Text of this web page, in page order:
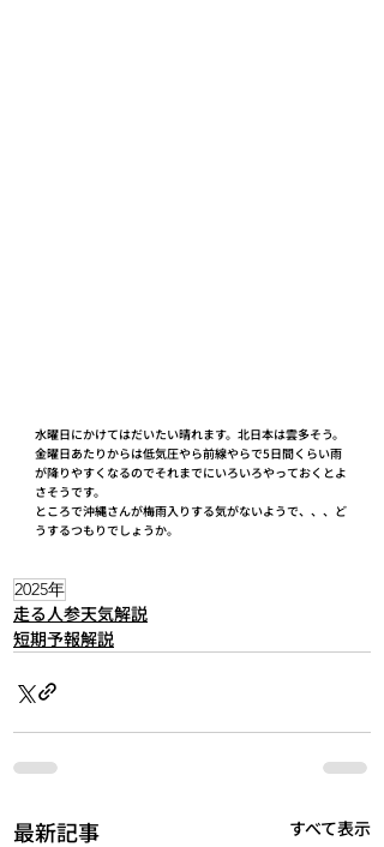
水曜日にかけてはだいたい晴れます。北日本は雲多そう。
金曜日あたりからは低気圧やら前線やらで5日間くらい雨
が降りやすくなるのでそれまでにいろいろやっておくとよ
さそうです。
ところで沖縄さんが梅雨入りする気がないようで、、、ど
うするつもりでしょうか。
2025年
走る人参天気解説
短期予報解説
最新記事 すべて表示